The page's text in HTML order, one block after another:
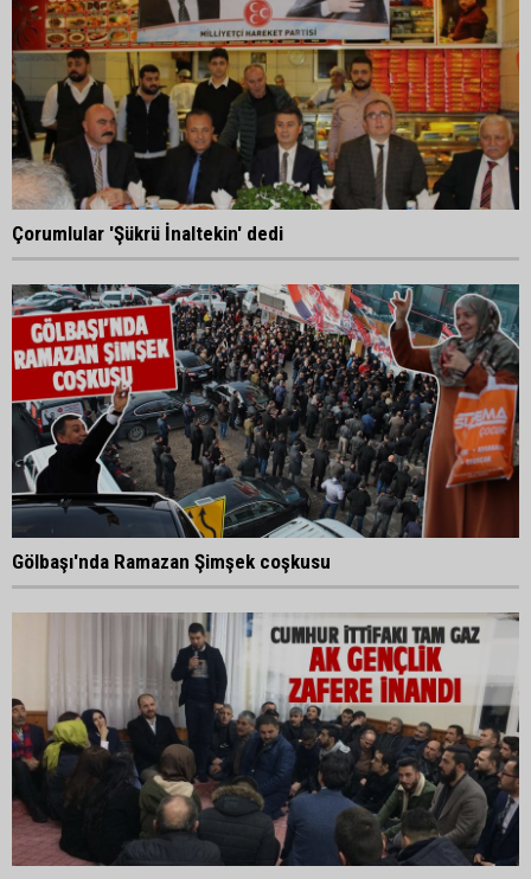
Çorumlular 'Şükrü İnaltekin' dedi
Gölbaşı'nda Ramazan Şimşek coşkusu